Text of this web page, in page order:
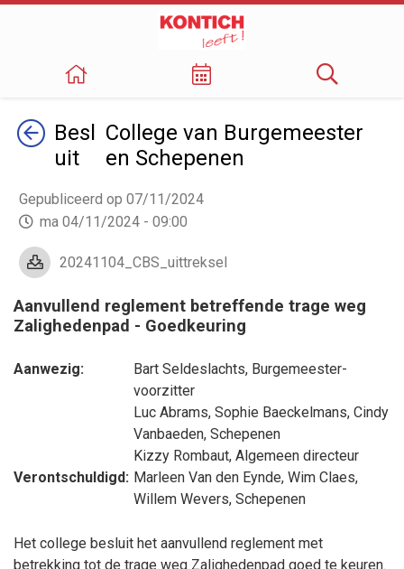
TerugBesl
uit
College van Burgemeester
en Schepenen
Gepubliceerd op 07/11/2024
ma 04/11/2024 - 09:00
20241104_CBS_uittreksel
Aanvullend reglement betreffende trage weg
Zalighedenpad - Goedkeuring
Aanwezig: Bart Seldeslachts, Burgemeester-
voorzitter
Luc Abrams, Sophie Baeckelmans, Cindy
Vanbaeden, Schepenen
Kizzy Rombaut, Algemeen directeur
Verontschuldigd: Marleen Van den Eynde, Wim Claes,
Willem Wevers, Schepenen
Het college besluit het aanvullend reglement met
betrekking tot de trage weg Zalighedenpad goed te keuren.